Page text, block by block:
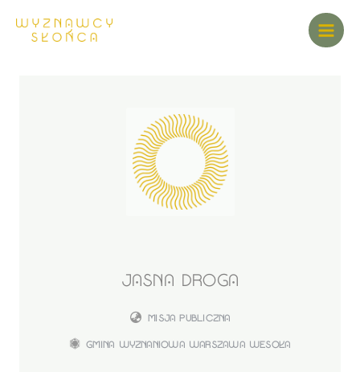
JASNA DROGA
MISJA PUBLICZNA
GMINA WYZNANIOWA WARSZAWA WESOŁA